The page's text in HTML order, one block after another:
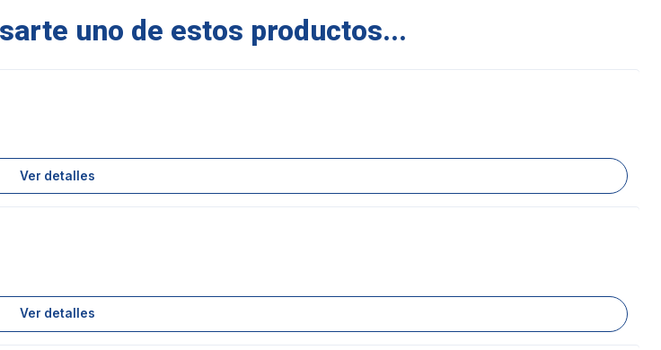
uno de estos productos...
Ver detalles
Ver detalles